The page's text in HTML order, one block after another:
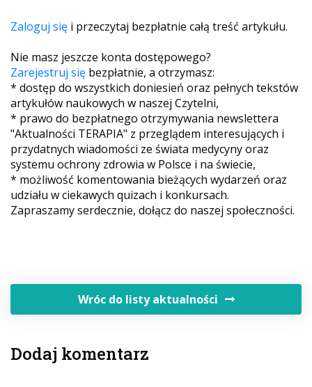
Zaloguj się i przeczytaj bezpłatnie całą treść artykułu.
Nie masz jeszcze konta dostępowego?
Zarejestruj się bezpłatnie, a otrzymasz:
* dostęp do wszystkich doniesień oraz pełnych tekstów
artykułów naukowych w naszej Czytelni,
* prawo do bezpłatnego otrzymywania newslettera
"Aktualności TERAPIA" z przeglądem interesujących i
przydatnych wiadomości ze świata medycyny oraz
systemu ochrony zdrowia w Polsce i na świecie,
* możliwość komentowania bieżących wydarzeń oraz
udziału w ciekawych quizach i konkursach.
Zapraszamy serdecznie, dołącz do naszej społeczności.
Wróc do listy aktualności
Dodaj komentarz